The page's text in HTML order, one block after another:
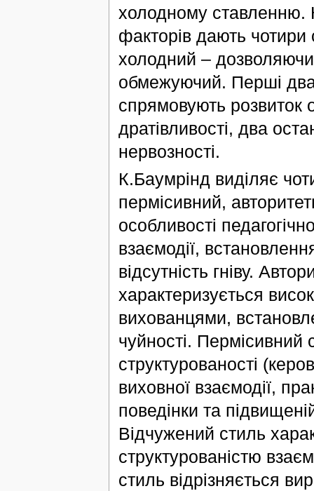
холодному ставленню.
факторів дають
холодний –
обмежуючий. Перші
спрямовують розвиток
дратівливості, два
нервозності.
К.Баумрінд виділяє
пермісивний,
особливості
взаємодії,
відсутність гніву.
характеризується
вихованцями,
чуйності. Пермісивний
структурованості
виховної взаємодії,
поведінки та
Відчужений стиль
структурованістю
стиль відрізняється